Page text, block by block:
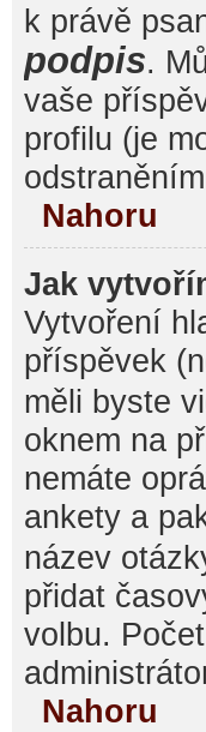
k právě
podpis.
vaše
profilu (je
Nahoru
Jak
Vytvoření
příspěvek
měli byste
oknem na
nemáte
ankety a
název
přidat
volbu.
Nahoru